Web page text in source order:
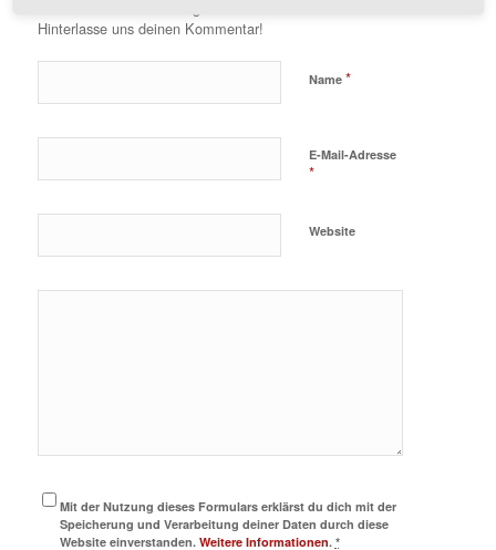
Hinterlasse uns deinen Kommentar!
Name *
E-Mail-Adresse
*
Website
Mit der Nutzung dieses Formulars erklärst du dich mit der
Speicherung und Verarbeitung deiner Daten durch diese
Website einverstanden. Weitere Informationen. *